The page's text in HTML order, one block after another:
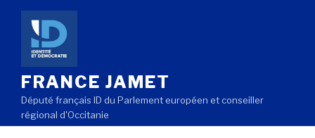
Aller
contenu
principal
FRANCE JAMET
Député français ID du Parlement européen et conseiller
régional d'Occitanie